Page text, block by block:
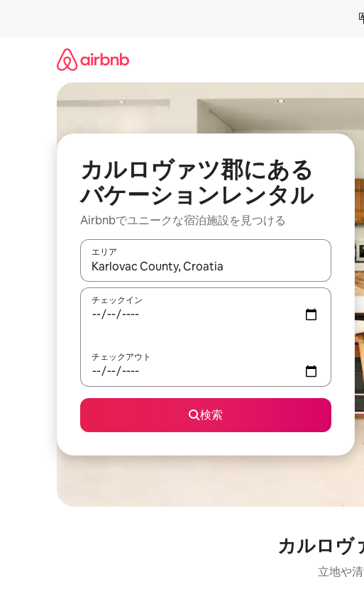
カルロヴァツ郡にある
バケーションレンタル
Airbnbでユニークな宿泊施設を見つける
エリア
検索結果が表示されたら、上下の矢印キーを使って移動す
チェックイン
チェックアウト
検索
カルロヴ
立地や